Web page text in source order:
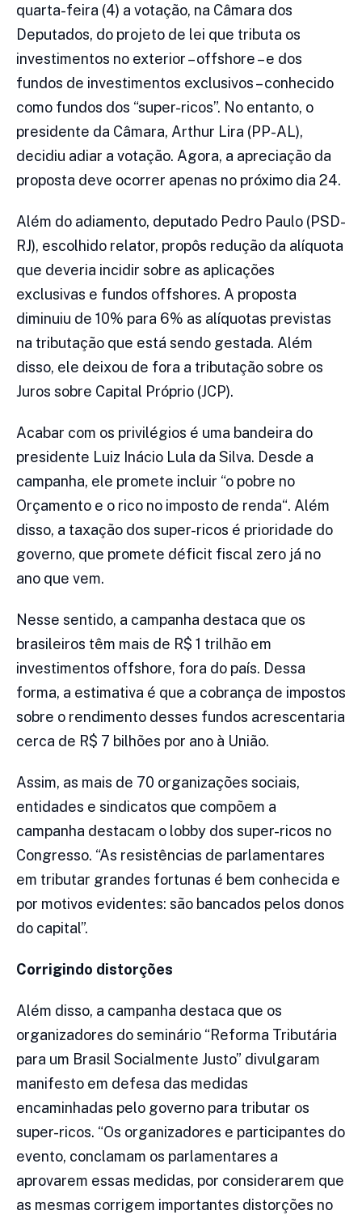
quarta-feira (4) a votação, na Câmara dos
Deputados, do projeto de lei que tributa os
investimentos no exterior – offshore – e dos
fundos de investimentos exclusivos – conhecido
como fundos dos “super-ricos”. No entanto, o
presidente da Câmara, Arthur Lira (PP-AL),
decidiu adiar a votação. Agora, a apreciação da
proposta deve ocorrer apenas no próximo dia 24.
Além do adiamento, deputado Pedro Paulo (PSD-
RJ), escolhido relator, propôs redução da alíquota
que deveria incidir sobre as aplicações
exclusivas e fundos offshores. A proposta
diminuiu de 10% para 6% as alíquotas previstas
na tributação que está sendo gestada. Além
disso, ele deixou de fora a tributação sobre os
Juros sobre Capital Próprio (JCP).
Acabar com os privilégios é uma bandeira do
presidente Luiz Inácio Lula da Silva. Desde a
campanha, ele promete incluir “o pobre no
Orçamento e o rico no imposto de renda“. Além
disso, a taxação dos super-ricos é prioridade do
governo, que promete déficit fiscal zero já no
ano que vem.
Nesse sentido, a campanha destaca que os
brasileiros têm mais de R$ 1 trilhão em
investimentos offshore, fora do país. Dessa
forma, a estimativa é que a cobrança de impostos
sobre o rendimento desses fundos acrescentaria
cerca de R$ 7 bilhões por ano à União.
Assim, as mais de 70 organizações sociais,
entidades e sindicatos que compõem a
campanha destacam o lobby dos super-ricos no
Congresso. “As resistências de parlamentares
em tributar grandes fortunas é bem conhecida e
por motivos evidentes: são bancados pelos donos
do capital”.
Corrigindo distorções
Além disso, a campanha destaca que os
organizadores do seminário “Reforma Tributária
para um Brasil Socialmente Justo” divulgaram
manifesto em defesa das medidas
encaminhadas pelo governo para tributar os
super-ricos. “Os organizadores e participantes do
evento, conclamam os parlamentares a
aprovarem essas medidas, por considerarem que
as mesmas corrigem importantes distorções no